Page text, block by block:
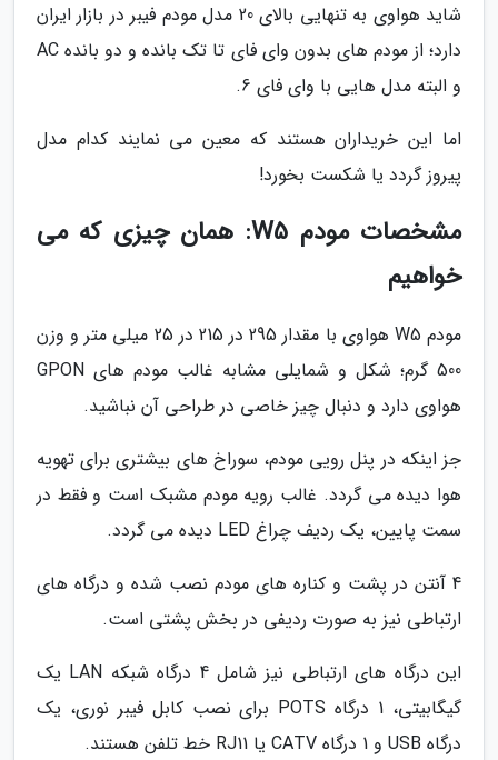
شاید هواوی به تنهایی بالای 20 مدل مودم فیبر در بازار ایران
دارد؛ از مودم های بدون وای فای تا تک بانده و دو بانده AC
و البته مدل هایی با وای فای 6.
اما این خریداران هستند که معین می نمایند کدام مدل
پیروز گردد یا شکست بخورد!
مشخصات مودم W5: همان چیزی که می
خواهیم
مودم W5 هواوی با مقدار 295 در 215 در 25 میلی متر و وزن
500 گرم؛ شکل و شمایلی مشابه غالب مودم های GPON
هواوی دارد و دنبال چیز خاصی در طراحی آن نباشید.
جز اینکه در پنل رویی مودم، سوراخ های بیشتری برای تهویه
هوا دیده می گردد. غالب رویه مودم مشبک است و فقط در
سمت پایین، یک ردیف چراغ LED دیده می گردد.
4 آنتن در پشت و کناره های مودم نصب شده و درگاه های
ارتباطی نیز به صورت ردیفی در بخش پشتی است.
این درگاه های ارتباطی نیز شامل 4 درگاه شبکه LAN یک
گیگابیتی، 1 درگاه POTS برای نصب کابل فیبر نوری، یک
درگاه USB و 1 درگاه CATV یا RJ11 خط تلفن هستند.